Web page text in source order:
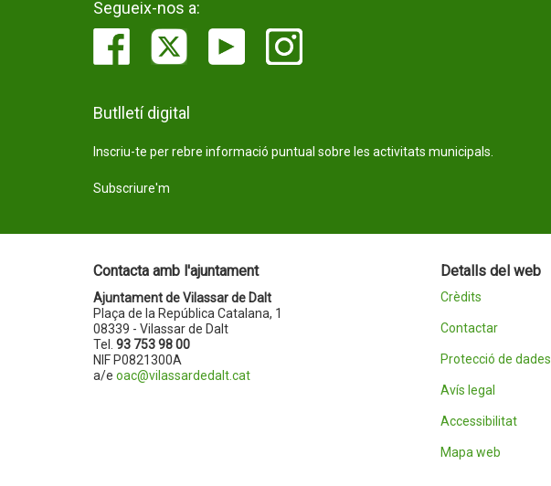
Segueix-nos a:
Butlletí digital
Inscriu-te per rebre informació puntual sobre les activitats municipals.
Subscriure'm
Contacta amb l'ajuntament
Ajuntament de Vilassar de Dalt
Plaça de la República Catalana, 1
08339 - Vilassar de Dalt
Tel. 93 753 98 00
NIF P0821300A
a/e oac@vilassardedalt.cat
Detalls del web
Crèdits
Contactar
Protecció de dades
Avís legal
Accessibilitat
Mapa web